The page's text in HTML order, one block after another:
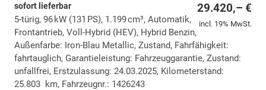
29.420,– €
incl. 19% MwSt.
sofort lieferbar
5-türig, 96 kW (131 PS), 1.199 cm³, Automatik,
Frontantrieb, Voll-Hybrid (HEV), Hybrid Benzin,
Außenfarbe: Iron-Blau Metallic, Zustand, Fahrfähigkeit:
fahrtauglich, Garantieleistung: Fahrzeuggarantie, Zustand:
unfallfrei, Erstzulassung: 24.03.2025, Kilometerstand:
25.803 km, Fahrzeugnr.: 1426243